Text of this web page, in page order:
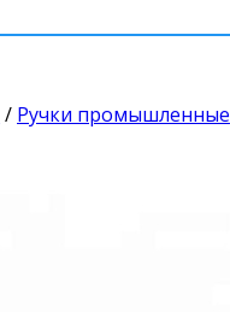
/ Ручки промышленные